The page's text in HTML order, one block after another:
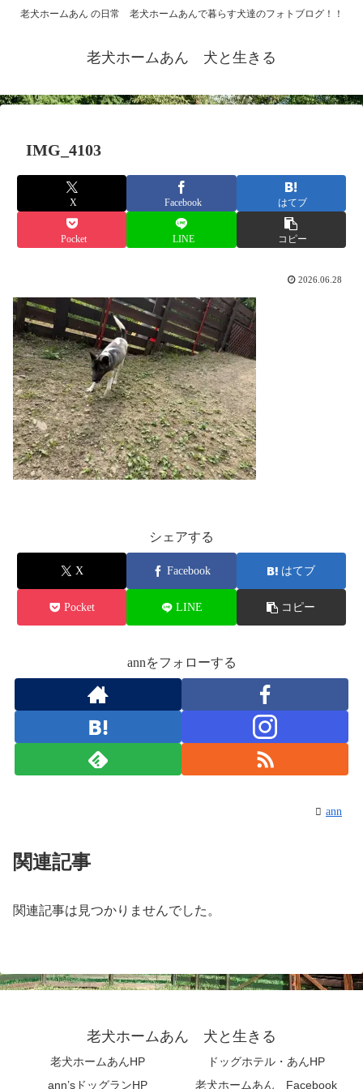
老犬ホームあん の日常 老犬ホームあんで暮らす犬達のフォトブログ！！
老犬ホームあん 犬と生きる
IMG_4103
X Facebook はてブ
Pocket LINE コピー
2026.06.28
シェアする
X Facebook はてブ
Pocket LINE コピー
annをフォローする
ann
関連記事
関連記事は見つかりませんでした。
老犬ホームあん 犬と生きる
老犬ホームあんHP
ドッグホテル・あんHP
ann’sドッグランHP
老犬ホームあん Facebook